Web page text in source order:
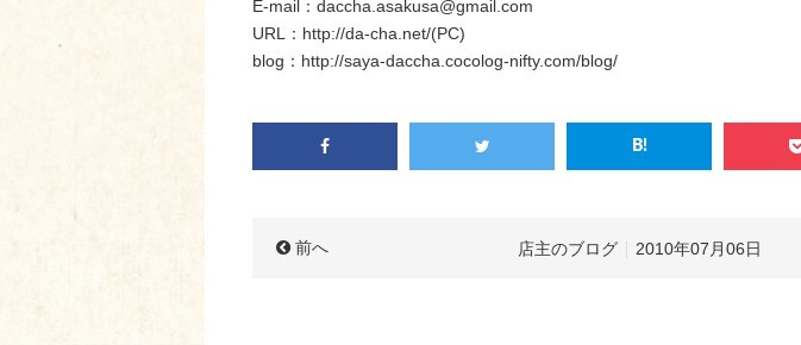
E-mail：daccha.asakusa@gmail.com
URL：http://da-cha.net/(PC)
blog：http://saya-daccha.cocolog-nifty.com/blog/
店主のブログ 2010年07月06日
前へ